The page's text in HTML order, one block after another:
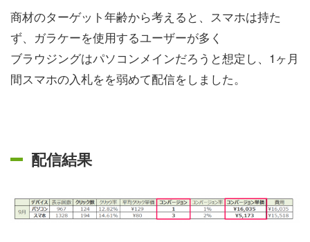
商材のターゲット年齢から考えると、スマホは持た
ず、ガラケーを使用するユーザーが多く
ブラウジングはパソコンメインだろうと想定し、1ヶ月
間スマホの入札をを弱めて配信をしました。
配信結果